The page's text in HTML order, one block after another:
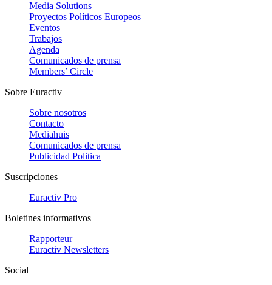
Media Solutions
Proyectos Políticos Europeos
Eventos
Trabajos
Agenda
Comunicados de prensa
Members’ Circle
Sobre Euractiv
Sobre nosotros
Contacto
Mediahuis
Comunicados de prensa
Publicidad Politica
Suscripciones
Euractiv Pro
Boletines informativos
Rapporteur
Euractiv Newsletters
Social